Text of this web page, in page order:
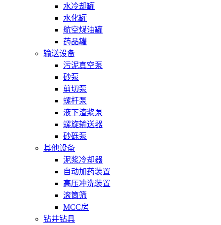
水冷却罐
水化罐
航空煤油罐
药品罐
输送设备
污泥真空泵
砂泵
剪切泵
螺杆泵
液下渣浆泵
螺旋输送器
砂砾泵
其他设备
泥浆冷却器
自动加药装置
高压冲洗装置
滚筒筛
MCC房
钻井钻具